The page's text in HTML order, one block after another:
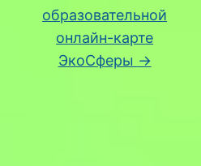
образовательной
онлайн-карте
ЭкоСферы →